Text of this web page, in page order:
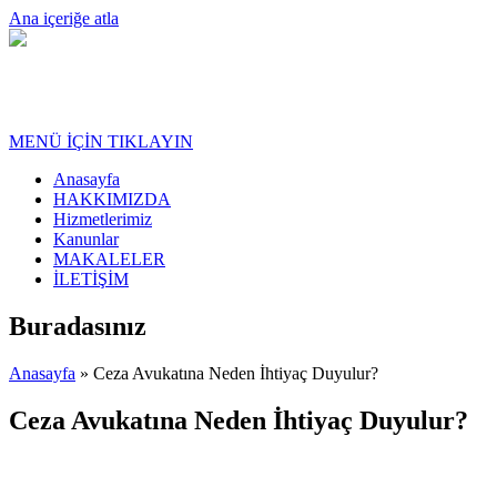
Ana içeriğe atla
MENÜ İÇİN TIKLAYIN
Anasayfa
HAKKIMIZDA
Hizmetlerimiz
Kanunlar
MAKALELER
İLETİŞİM
Buradasınız
Anasayfa » Ceza Avukatına Neden İhtiyaç Duyulur?
Ceza Avukatına Neden İhtiyaç Duyulur?